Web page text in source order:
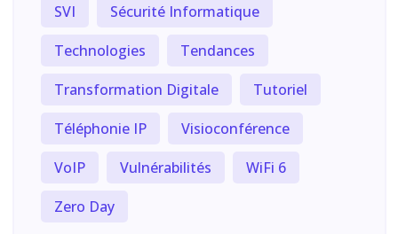
SVI
Sécurité Informatique
Technologies
Tendances
Transformation Digitale
Tutoriel
Téléphonie IP
Visioconférence
VoIP
Vulnérabilités
WiFi 6
Zero Day